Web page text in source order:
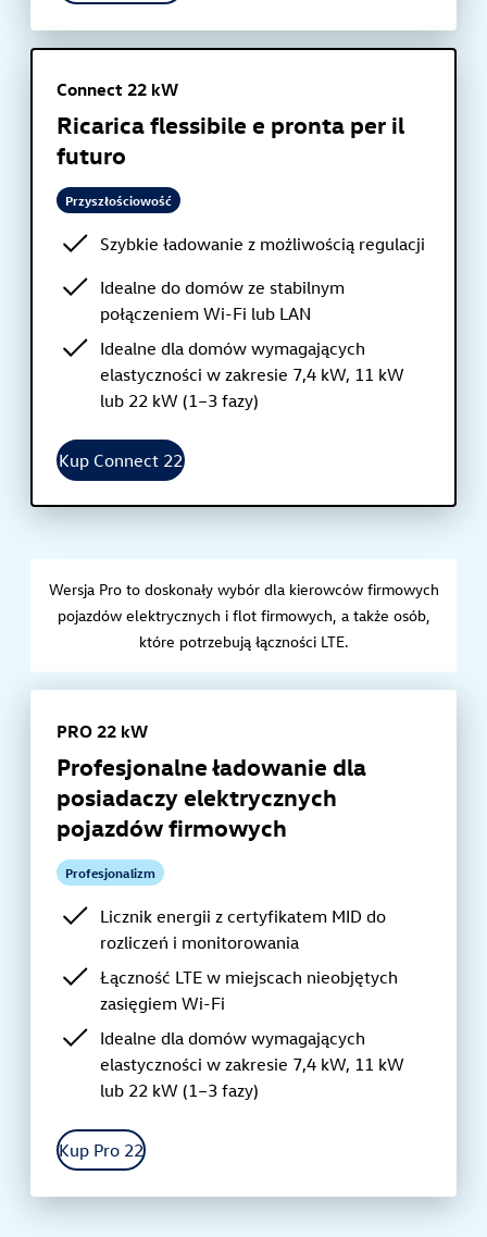
Connect 22 kW
Ricarica flessibile e pronta per il
futuro
Przyszłościowość
Szybkie ładowanie z możliwością regulacji
Idealne do domów ze stabilnym
połączeniem Wi-Fi lub LAN
Idealne dla domów wymagających
elastyczności w zakresie 7,4 kW, 11 kW
lub 22 kW (1–3 fazy)
Kup Connect 22
Wersja Pro to doskonały wybór dla kierowców firmowych
pojazdów elektrycznych i flot firmowych, a także osób,
które potrzebują łączności LTE.
PRO 22 kW
Profesjonalne ładowanie dla
posiadaczy elektrycznych
pojazdów firmowych
Profesjonalizm
Licznik energii z certyfikatem MID do
rozliczeń i monitorowania
Łączność LTE w miejscach nieobjętych
zasięgiem Wi-Fi
Idealne dla domów wymagających
elastyczności w zakresie 7,4 kW, 11 kW
lub 22 kW (1–3 fazy)
Kup Pro 22